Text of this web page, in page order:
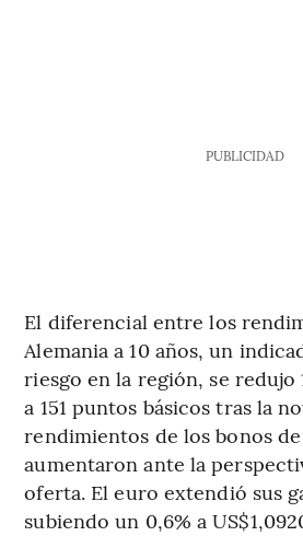
PUBLICIDAD
El diferencial entre los
Alemania a 10 años, un
riesgo en la región, se redujo
a 151 puntos básicos tras la
rendimientos de los bonos
aumentaron ante la
oferta. El euro extendió sus
subiendo un 0,6% a